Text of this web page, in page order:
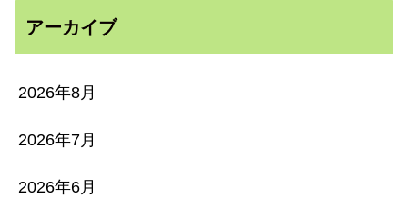
アーカイブ
2026年8月
2026年7月
2026年6月